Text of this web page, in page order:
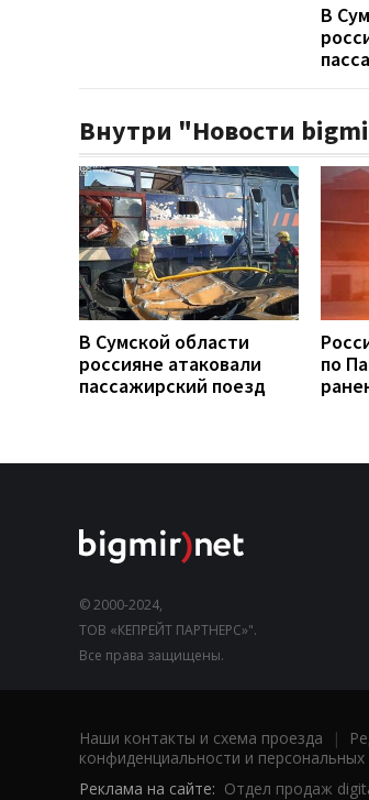
В
Внутри "Новости
В Сумской области
россияне атаковали
пассажирский поезд
по
© 2000-2024,
ТОВ «КЕПРЕЙТ ПАРТНЕРС»".
Все права защищены.
Наши контакты и схема проезда |
конфиденциальности и
Реклама на сайте: Отдел продаж